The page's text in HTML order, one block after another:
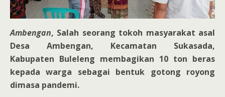
Ambengan, Salah seorang tokoh masyarakat asal
Desa Ambengan, Kecamatan Sukasada,
Kabupaten Buleleng membagikan 10 ton beras
kepada warga sebagai bentuk gotong royong
dimasa pandemi.